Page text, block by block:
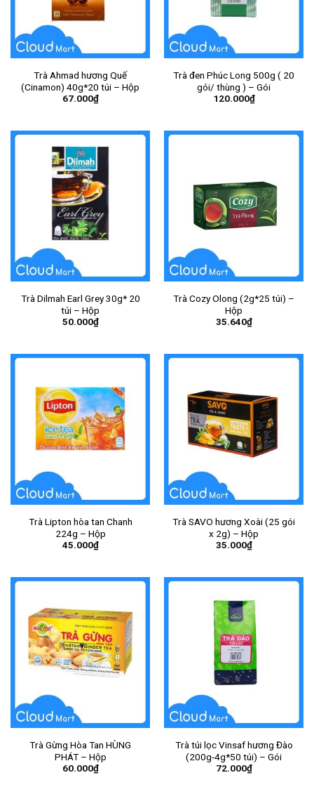
Trà Ahmad hương Quế
(Cinamon) 40g*20 túi – Hộp
67.000₫
Trà đen Phúc Long 500g ( 20
gói/ thùng ) – Gói
120.000₫
Trà Dilmah Earl Grey 30g* 20
túi – Hộp
50.000₫
Trà Cozy Olong (2g*25 túi) –
Hộp
35.640₫
Trà Lipton hòa tan Chanh
224g – Hộp
45.000₫
Trà SAVO hương Xoài (25 gói
x 2g) – Hộp
35.000₫
Trà Gừng Hòa Tan HÙNG
PHÁT – Hộp
60.000₫
Trà túi lọc Vinsaf hương Đào
(200g-4g*50 túi) – Gói
72.000₫